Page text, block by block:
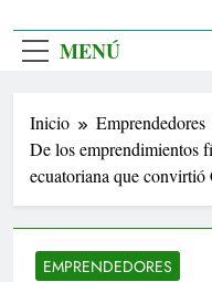
MENÚ
Inicio
Emprendedores
De los emprendimientos
ecuatoriana que convirtió
EMPRENDEDORES